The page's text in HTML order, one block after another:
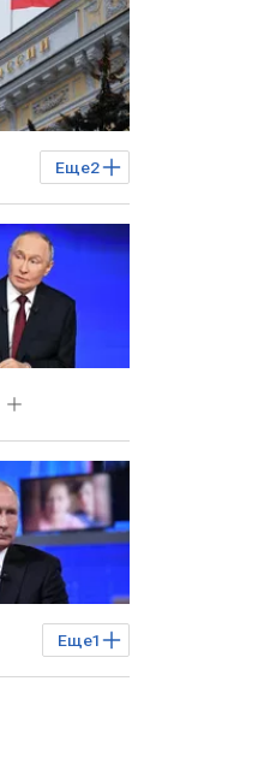
Еще2
Еще1